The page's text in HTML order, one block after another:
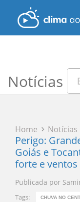
Notícias
Home Notícias
Perigo:
Goiás e
forte e
Publicada por
Tags: CHUVA NO